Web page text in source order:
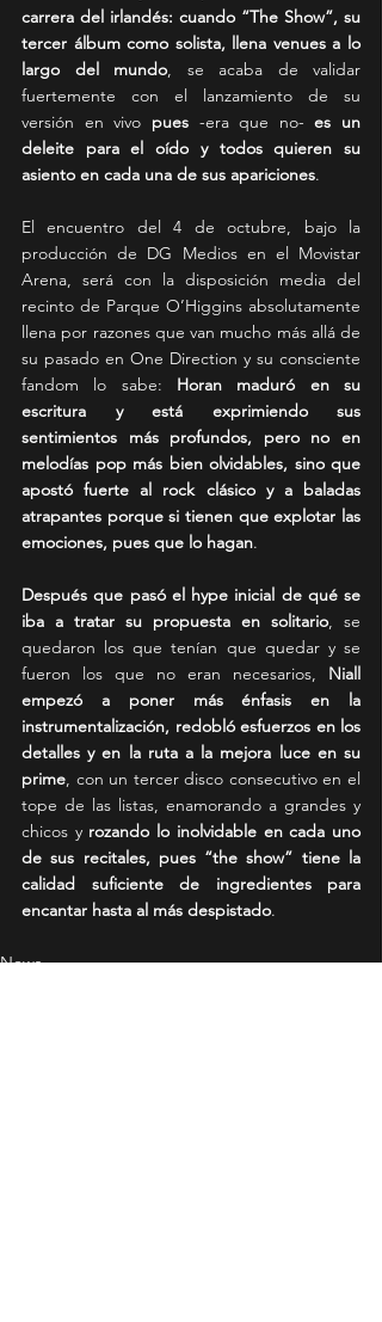
carrera del irlandés: cuando “The Show”, su
tercer álbum como solista, llena venues a lo
largo del mundo, se acaba de validar
fuertemente con el lanzamiento de su
versión en vivo pues -era que no- es un
deleite para el oído y todos quieren su
asiento en cada una de sus apariciones.
El encuentro del 4 de octubre, bajo la
producción de DG Medios en el Movistar
Arena, será con la disposición media del
recinto de Parque O’Higgins absolutamente
llena por razones que van mucho más allá de
su pasado en One Direction y su consciente
fandom lo sabe: Horan maduró en su
escritura y está exprimiendo sus
sentimientos más profundos, pero no en
melodías pop más bien olvidables, sino que
apostó fuerte al rock clásico y a baladas
atrapantes porque si tienen que explotar las
emociones, pues que lo hagan.
Después que pasó el hype inicial de qué se
iba a tratar su propuesta en solitario, se
quedaron los que tenían que quedar y se
fueron los que no eran necesarios, Niall
empezó a poner más énfasis en la
instrumentalización, redobló esfuerzos en los
detalles y en la ruta a la mejora luce en su
prime, con un tercer disco consecutivo en el
tope de las listas, enamorando a grandes y
chicos y rozando lo inolvidable en cada uno
de sus recitales, pues “the show” tiene la
calidad suficiente de ingredientes para
encantar hasta al más despistado.
News